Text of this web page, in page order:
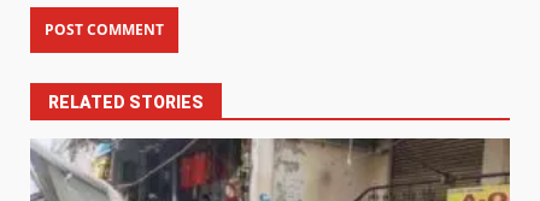
RELATED STORIES